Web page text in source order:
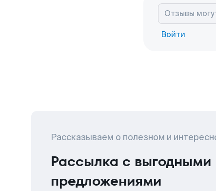
Войти
Рассказываем о полезном и
Рассылка с выгодными
предложениями